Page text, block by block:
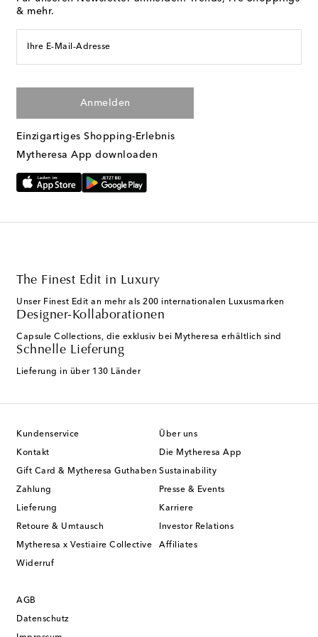
& mehr.
Ihre E-Mail-Adresse
Anmelden
Einzigartiges Shopping-Erlebnis
Mytheresa App downloaden
The Finest Edit in Luxury
Unser Finest Edit an mehr als 200 internationalen Luxusmarken
Designer-Kollaborationen
Capsule Collections, die exklusiv bei Mytheresa erhältlich sind
Schnelle Lieferung
Lieferung in über 130 Länder
Kundenservice
Kontakt
Gift Card & Mytheresa Guthaben
Zahlung
Lieferung
Retoure & Umtausch
Mytheresa x Vestiaire Collective
Widerruf
Über uns
Die Mytheresa App
Sustainability
Presse & Events
Karriere
Investor Relations
Affiliates
AGB
Datenschutz